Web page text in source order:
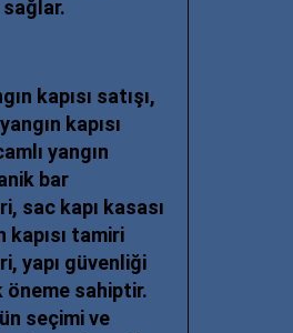
sağlar.
kapısı satışı,
kapısı
yangın
bar
sac kapı kasası
kapısı tamiri
yapı güvenliği
öneme sahiptir.
seçimi ve